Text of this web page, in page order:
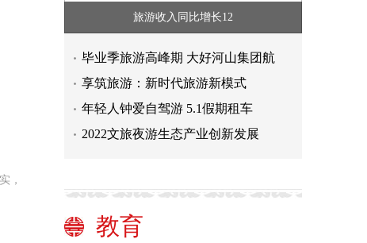
，
旅游收入同比增长12
毕业季旅游高峰期 大好河山集团航
享筑旅游：新时代旅游新模式
年轻人钟爱自驾游 5.1假期租车
2022文旅夜游生态产业创新发展
教育